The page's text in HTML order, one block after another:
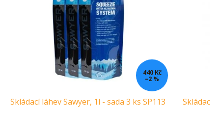
440 Kč
–2 %
Skládací láhev Sawyer, 1l - sada 3 ks SP113 Skládací